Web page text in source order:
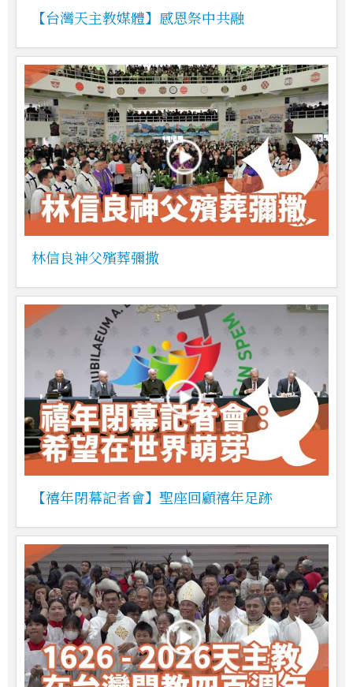
【台灣天主教媒體】感恩祭中共融
林信良神父殯葬彌撒
【禧年閉幕記者會】聖座回顧禧年足跡